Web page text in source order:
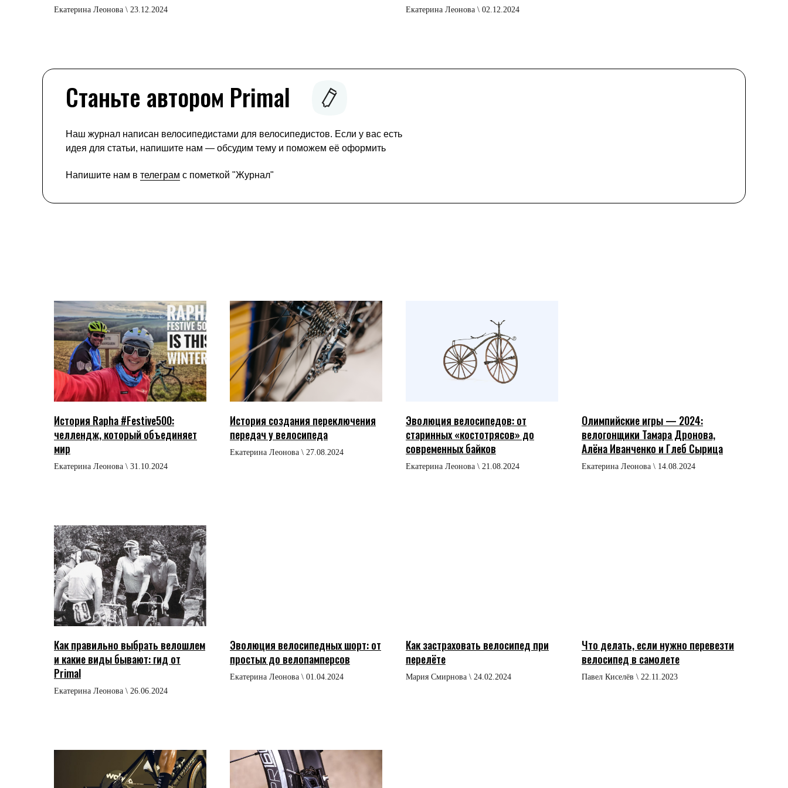
Екатерина Леонова \ 23.12.2024 Екатерина Леонова \ 02.12.2024
Станьте автором Primal
Наш журнал написан велосипедистами для велосипедистов. Если у вас есть
идея для статьи, напишите нам — обсудим тему и поможем её оформить
Напишите нам в телеграм с пометкой "Журнал"
История Rapha #Festive500:
челлендж, который объединяет
мир
Екатерина Леонова \ 31.10.2024
История создания переключения
передач у велосипеда
Екатерина Леонова \ 27.08.2024
Эволюция велосипедов: от
старинных «костотрясов» до
современных байков
Екатерина Леонова \ 21.08.2024
Олимпийские игры — 2024:
велогонщики Тамара Дронова,
Алёна Иванченко и Глеб Сырица
Екатерина Леонова \ 14.08.2024
Как правильно выбрать велошлем
и какие виды бывают: гид от
Primal
Екатерина Леонова \ 26.06.2024
Эволюция велосипедных шорт: от
простых до велопамперсов
Екатерина Леонова \ 01.04.2024
Как застраховать велосипед при
перелёте
Мария Смирнова \ 24.02.2024
Что делать, если нужно перевезти
велосипед в самолете
Павел Киселёв \ 22.11.2023